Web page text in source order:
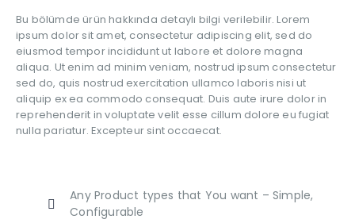
Bu bölümde ürün hakkında detaylı bilgi verilebilir. Lorem
ipsum dolor sit amet, consectetur adipiscing elit, sed do
eiusmod tempor incididunt ut labore et dolore magna
aliqua. Ut enim ad minim veniam, nostrud ipsum consectetur
sed do, quis nostrud exercitation ullamco laboris nisi ut
aliquip ex ea commodo consequat. Duis aute irure dolor in
reprehenderit in voluptate velit esse cillum dolore eu fugiat
nulla pariatur. Excepteur sint occaecat.
Any Product types that You want – Simple,
Configurable